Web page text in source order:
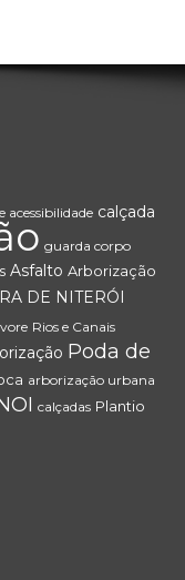
acessibilidade calçada
guarda corpo
Asfalto Arborização
DE NITERÓI
Rios e Canais
Poda de
arborização urbana
calçadas Plantio